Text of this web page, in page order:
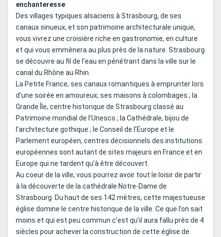
enchanteresse
Des villages typiques alsaciens à Strasbourg, de ses
canaux sinueux, et son patrimoine architecturale unique,
vous vivrez une croisière riche en gastronomie, en culture
et qui vous emmènera au plus près de la nature. Strasbourg
se découvre au fil de l’eau en pénétrant dans la ville sur le
canal du Rhône au Rhin.
La Petite France, ses canaux romantiques à emprunter lors
d’une soirée en amoureux, ses maisons à colombages ; la
Grande Île, centre historique de Strasbourg classé au
Patrimoine mondial de l’Unesco ; la Cathédrale, bijou de
l’architecture gothique ; le Conseil de l’Europe et le
Parlement européen, centres décisionnels des institutions
européennes sont autant de sites majeurs en France et en
Europe qui ne tardent qu’à être découvert.
Au coeur de la ville, vous pourrez avoir tout le loisir de partir
à la découverte de la cathédrale Notre-Dame de
Strasbourg. Du haut de ses 142 mètres, cette majestueuse
église domine le centre historique de la ville. Ce que l’on sait
moins et qui est peu commun c’est qu’il aura fallu près de 4
siècles pour achever la construction de cette église de